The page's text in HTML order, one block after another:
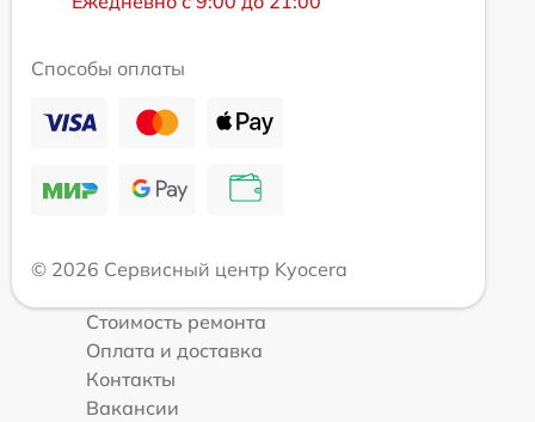
Способы оплаты
© 2026 Сервисный центр Kyocera
Стоимость ремонта
Оплата и доставка
Контакты
Вакансии